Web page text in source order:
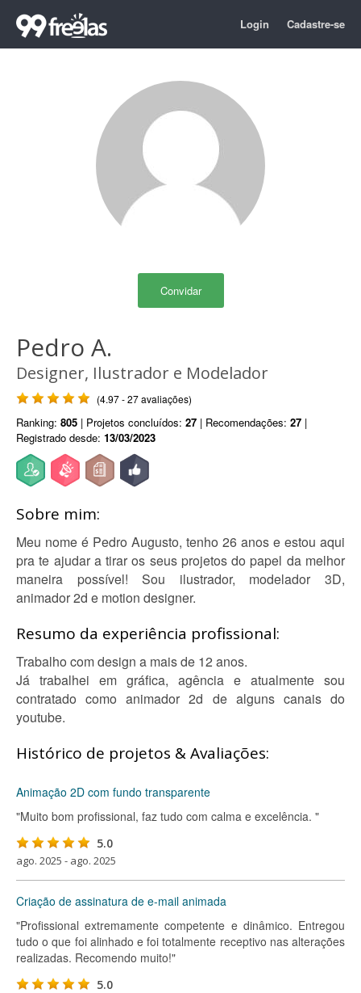
Login Cadastre-se
Convidar
Pedro A.
Designer, Ilustrador e Modelador
(4.97 - 27 avaliações)
Ranking: 805 | Projetos concluídos: 27 | Recomendações: 27 |
Registrado desde: 13/03/2023
Sobre mim:
Meu nome é Pedro Augusto, tenho 26 anos e estou aqui
pra te ajudar a tirar os seus projetos do papel da melhor
maneira possível! Sou ilustrador, modelador 3D,
animador 2d e motion designer.
Resumo da experiência profissional:
Trabalho com design a mais de 12 anos.
Já trabalhei em gráfica, agência e atualmente sou
contratado como animador 2d de alguns canais do
youtube.
Histórico de projetos & Avaliações:
Animação 2D com fundo transparente
"Muito bom profissional, faz tudo com calma e excelência. "
5.0
ago. 2025 - ago. 2025
Criação de assinatura de e-mail animada
"Profissional extremamente competente e dinâmico. Entregou
tudo o que foi alinhado e foi totalmente receptivo nas alterações
realizadas. Recomendo muito!"
5.0